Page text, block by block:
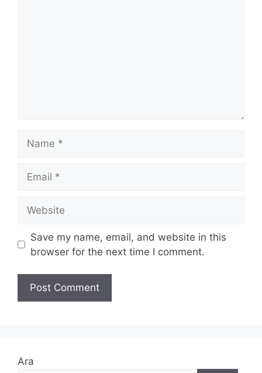
Save my name, email, and website in this
browser for the next time I comment.
Ara